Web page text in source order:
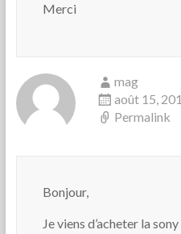
Merci
mag
août 15,
Permalink
Bonjour,
Je viens d’acheter la